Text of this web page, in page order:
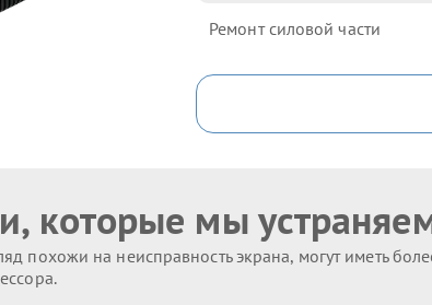
Ремонт силовой части
которые мы
похожи на неисправность экрана, могут иметь